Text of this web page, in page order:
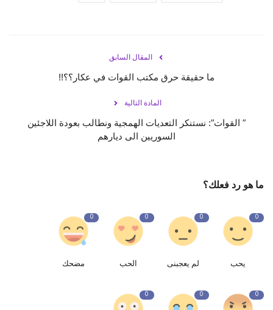
المقال السابق
ما حقيقة حرق مكتب القوات في عكار؟؟!!
المادة التالية
” القوات”: نستنكر التعديات الهمجية ونطالب بعودة اللاجئين
السوريين الى ديارهم
ما هو رد فعلك؟
0
يحب
0
لم يعجبنى
0
الحب
0
مضحك
0
0
0